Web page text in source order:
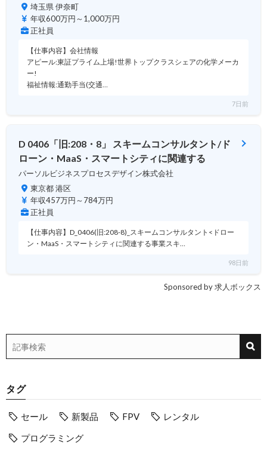
埼玉県 伊奈町
年収600万円～1,000万円
正社員
【仕事内容】会社情報
アピール:東証プライム上場!世界トップクラスシェアの化学メーカ
ー!
福祉情報:通勤手当(交通…
7日前
D 0406「旧:208・8」 スキームコンサルタント/ド
ローン・MaaS・スマートシティに関連する
パーソルビジネスプロセスデザイン株式会社
東京都 港区
年収457万円～784万円
正社員
【仕事内容】D_0406(旧:208-8)_スキームコンサルタント<ドロー
ン・MaaS・スマートシティに関連する事業スキ…
98日前
Sponsored by 求人ボックス
タグ
セール 新製品 FPV
レンタル
プログラミング